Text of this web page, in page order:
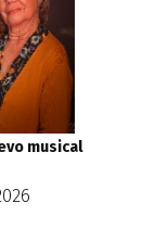
musical